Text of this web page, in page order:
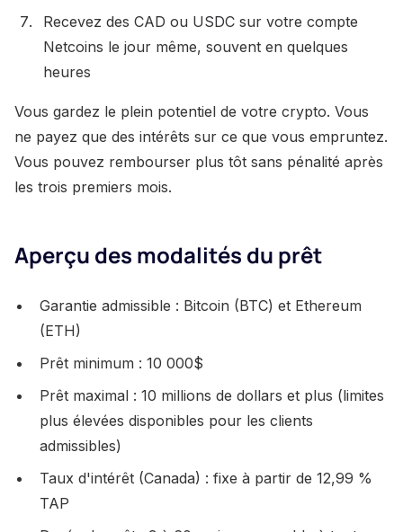
Recevez des CAD ou USDC sur votre compte
Netcoins le jour même, souvent en quelques
heures
Vous gardez le plein potentiel de votre crypto. Vous
ne payez que des intérêts sur ce que vous empruntez.
Vous pouvez rembourser plus tôt sans pénalité après
les trois premiers mois.
Aperçu des modalités du prêt
Garantie admissible : Bitcoin (BTC) et Ethereum
(ETH)
Prêt minimum : 10 000$
Prêt maximal : 10 millions de dollars et plus (limites
plus élevées disponibles pour les clients
admissibles)
Taux d'intérêt (Canada) : fixe à partir de 12,99 %
TAP